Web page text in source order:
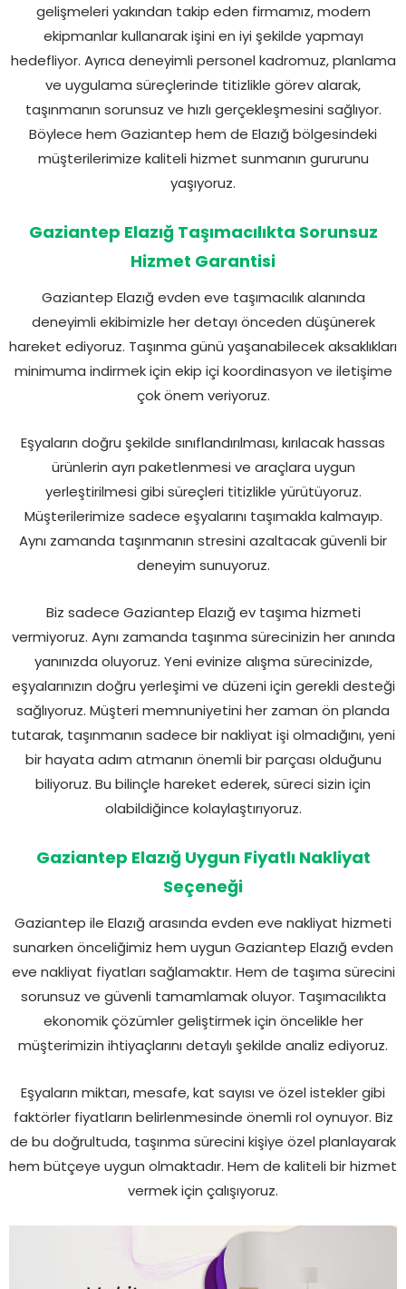
gelişmeleri yakından takip eden firmamız, modern
ekipmanlar kullanarak işini en iyi şekilde yapmayı
hedefliyor. Ayrıca deneyimli personel kadromuz, planlama
ve uygulama süreçlerinde titizlikle görev alarak,
taşınmanın sorunsuz ve hızlı gerçekleşmesini sağlıyor.
Böylece hem Gaziantep hem de Elazığ bölgesindeki
müşterilerimize kaliteli hizmet sunmanın gururunu
yaşıyoruz.
Gaziantep Elazığ Taşımacılıkta Sorunsuz
Hizmet Garantisi
Gaziantep Elazığ evden eve taşımacılık alanında
deneyimli ekibimizle her detayı önceden düşünerek
hareket ediyoruz. Taşınma günü yaşanabilecek aksaklıkları
minimuma indirmek için ekip içi koordinasyon ve iletişime
çok önem veriyoruz.
Eşyaların doğru şekilde sınıflandırılması, kırılacak hassas
ürünlerin ayrı paketlenmesi ve araçlara uygun
yerleştirilmesi gibi süreçleri titizlikle yürütüyoruz.
Müşterilerimize sadece eşyalarını taşımakla kalmayıp.
Aynı zamanda taşınmanın stresini azaltacak güvenli bir
deneyim sunuyoruz.
Biz sadece Gaziantep Elazığ ev taşıma hizmeti
vermiyoruz. Aynı zamanda taşınma sürecinizin her anında
yanınızda oluyoruz. Yeni evinize alışma sürecinizde,
eşyalarınızın doğru yerleşimi ve düzeni için gerekli desteği
sağlıyoruz. Müşteri memnuniyetini her zaman ön planda
tutarak, taşınmanın sadece bir nakliyat işi olmadığını, yeni
bir hayata adım atmanın önemli bir parçası olduğunu
biliyoruz. Bu bilinçle hareket ederek, süreci sizin için
olabildiğince kolaylaştırıyoruz.
Gaziantep Elazığ Uygun Fiyatlı Nakliyat
Seçeneği
Gaziantep ile Elazığ arasında evden eve nakliyat hizmeti
sunarken önceliğimiz hem uygun Gaziantep Elazığ evden
eve nakliyat fiyatları sağlamaktır. Hem de taşıma sürecini
sorunsuz ve güvenli tamamlamak oluyor. Taşımacılıkta
ekonomik çözümler geliştirmek için öncelikle her
müşterimizin ihtiyaçlarını detaylı şekilde analiz ediyoruz.
Eşyaların miktarı, mesafe, kat sayısı ve özel istekler gibi
faktörler fiyatların belirlenmesinde önemli rol oynuyor. Biz
de bu doğrultuda, taşınma sürecini kişiye özel planlayarak
hem bütçeye uygun olmaktadır. Hem de kaliteli bir hizmet
vermek için çalışıyoruz.